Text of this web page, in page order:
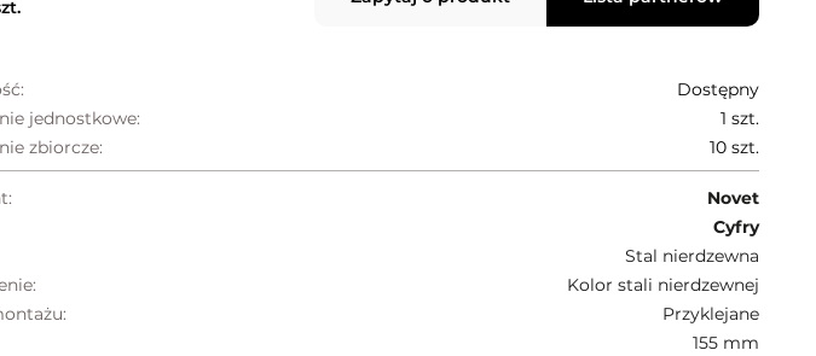
Dostępny
jednostkowe:
1 szt.
zbiorcze:
10 szt.
Novet
Cyfry
Stal nierdzewna
Kolor stali nierdzewnej
Przyklejane
155 mm